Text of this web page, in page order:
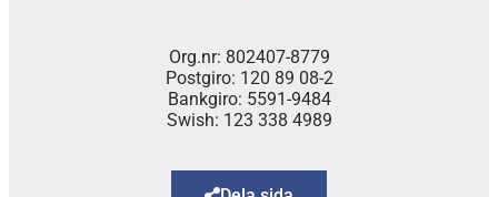
Org.nr: 802407-8779
Postgiro: 120 89 08-2
Bankgiro: 5591-9484
Swish: 123 338 4989